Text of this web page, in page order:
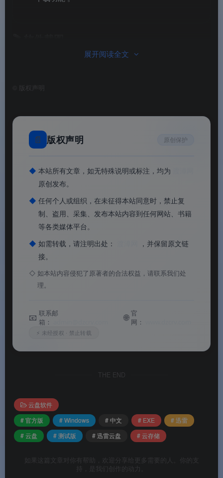
迅雷电脑版
⚙️软件功能
全新清爽界面设计：迅雷17采用了全新设计风
持一键关闭
📦无捆绑纯净安装
：安装包仅195MB，安装过程
没有任何捆绑软件勾选项，默认安装至C盘，自定
义路径需进入二级菜单 。
展开阅读全文
版权声明
📄 版权声明 原创保护
◆ 本站所有文章，如无特殊说明或标注，均为
原创发布。
◆ 任何个人或组织，在未征得本站同意时，禁止复
制、盗用、采集、发布本站内容到任何网站、书籍
等各类媒体平台。
◆ 如需转载，请注明出处：
，并保留原文链
接。
◇ 如本站内容侵犯了原著者的合法权益，请联系我们处
理。
📧 联系邮
箱：
🌐官
网：
⚡ 未经授权 · 禁止转载
THE END
云盘软件
# 官方版
# Windows # 中文 # EXE
# 迅雷
# 云盘
# 测试版 # 迅雷云盘 # 云存储
如果这篇文章对你有帮助，欢迎分享给更多需要的人。你的支
持，是我们创作的动力。